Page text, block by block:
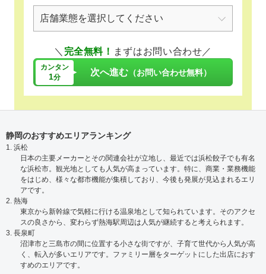
＼ 完全無料！ まずはお問い合わせ／
カンタン
1分 次へ進む （お問い合わせ無料）
静岡のおすすめエリアランキング
1. 浜松
日本の主要メーカーとその関連会社が立地し、最近では浜松餃子でも有名
な浜松市。観光地としても人気が高まっています。特に、商業・業務機能
をはじめ、様々な都市機能が集積しており、今後も発展が見込まれるエリ
アです。
2. 熱海
東京から新幹線で気軽に行ける温泉地として知られています。そのアクセ
スの良さから、変わらず熱海駅周辺は人気が継続すると考えられます。
3. 長泉町
沼津市と三島市の間に位置する小さな街ですが、子育て世代から人気が高
く、転入が多いエリアです。ファミリー層をターゲットにした出店におす
すめのエリアです。